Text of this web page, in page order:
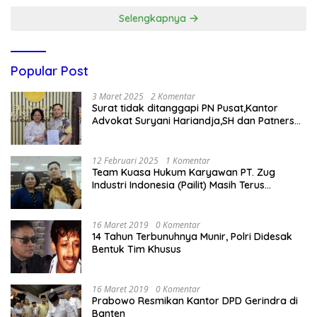
Selengkapnya
Popular Post
3 Maret 2025 2 Komentar
Surat tidak ditanggapi PN Pusat,Kantor
Advokat Suryani Hariandja,SH dan Patners
12 Februari 2025 1 Komentar
Team Kuasa Hukum Karyawan PT. Zug
Industri Indonesia (Pailit) Masih Terus
16 Maret 2019 0 Komentar
14 Tahun Terbunuhnya Munir, Polri Didesak
Bentuk Tim Khusus
16 Maret 2019 0 Komentar
Prabowo Resmikan Kantor DPD Gerindra di
Banten